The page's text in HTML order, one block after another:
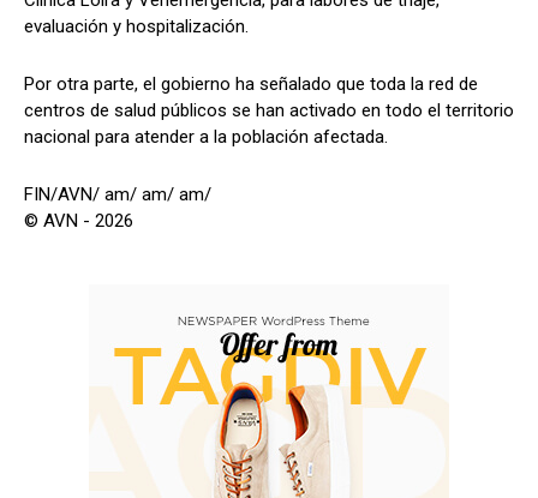
evaluación y hospitalización.
Por otra parte, el gobierno ha señalado que toda la red de
centros de salud públicos se han activado en todo el territorio
nacional para atender a la población afectada.
FIN/AVN/ am/ am/ am/
© AVN - 2026